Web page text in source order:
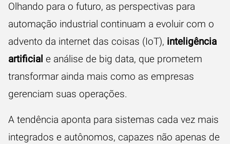
Olhando para o futuro, as perspectivas para
automação industrial continuam a evoluir com o
advento da internet das coisas (IoT), inteligência
artificial e análise de big data, que prometem
transformar ainda mais como as empresas
gerenciam suas operações.
A tendência aponta para sistemas cada vez mais
integrados e autônomos, capazes não apenas de